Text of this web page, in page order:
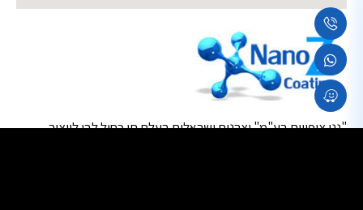
"ננו ציפויים בע"מ" יצרנית ישראלית בעלת תו כחול לבן לייצור